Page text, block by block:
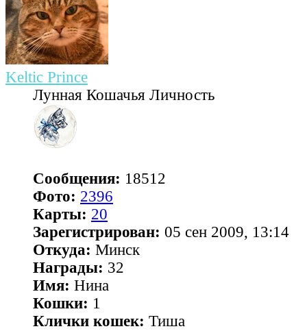
Keltic Prince
Лунная Кошачья Личность
Сообщения: 18512
Фото: 2396
Карты: 20
Зарегистрирован: 05 сен 2009, 13:14
Откуда: Минск
Награды: 32
Имя: Нина
Кошки: 1
Клички кошек: Тиша